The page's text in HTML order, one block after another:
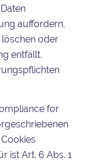
auffordern,
oder
entfällt.
for
ist Art. 6 Abs. 1